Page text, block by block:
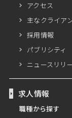
アクセス
主なクライア
採用情報
パブリシティ
ニュースリリ
求人情報
職種から探す